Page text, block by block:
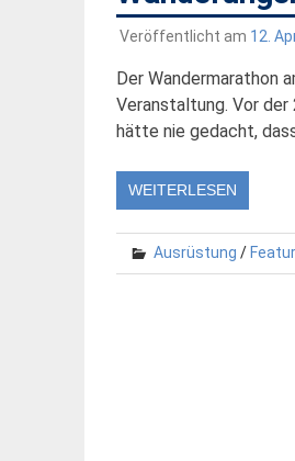
Veröffentlicht am 12.
Der Wandermarathon
Veranstaltung. Vor
hätte nie gedacht,
WEITERLESEN
Ausrüstung /